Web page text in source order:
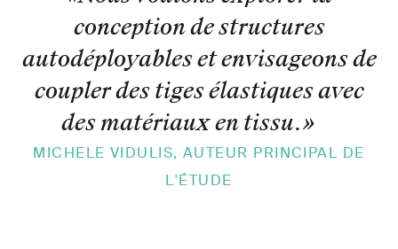
conception de structures
autodéployables et envisageons de
coupler des tiges élastiques avec
des matériaux en tissu.»
MICHELE VIDULIS, AUTEUR PRINCIPAL DE
L'ÉTUDE